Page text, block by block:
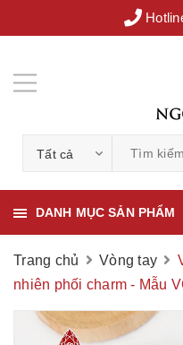
Tất cả
DANH MỤC SẢN PHẨM
Trang chủ Vòng tay
nhiên phối charm - Mẫu